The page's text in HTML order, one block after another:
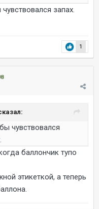
запах.
1
чувствовался
баллончик тупо
этикеткой, а теперь